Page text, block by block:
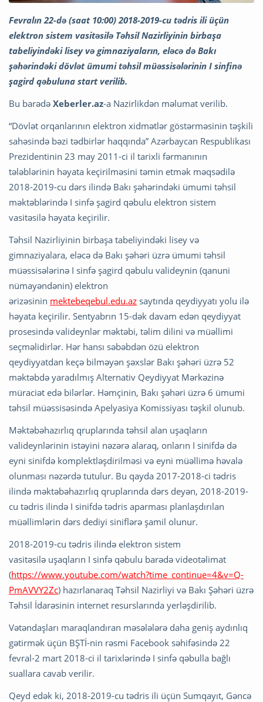
Fevralın 22-də (saat 10:00) 2018-2019-cu tədris ili üçün
elektron sistem vasitəsilə Təhsil Nazirliyinin birbaşa
tabeliyindəki lisey və gimnaziyaların, eləcə də Bakı
şəhərindəki dövlət ümumi təhsil müəssisələrinin I sinfinə
şagird qəbuluna start verilib.
Bu barədə Xeberler.az-a Nazirlikdən məlumat verilib.
“Dövlət orqanlarının elektron xidmətlər göstərməsinin təşkili
sahəsində bəzi tədbirlər haqqında” Azərbaycan Respublikası
Prezidentinin 23 may 2011-ci il tarixli fərmanının
tələblərinin həyata keçirilməsini təmin etmək məqsədilə
2018-2019-cu dərs ilində Bakı şəhərindəki ümumi təhsil
məktəblərində I sinfə şagird qəbulu elektron sistem
vasitəsilə həyata keçirilir.
Təhsil Nazirliyinin birbaşa tabeliyindəki lisey və
gimnaziyalara, eləcə də Bakı şəhəri üzrə ümumi təhsil
müəssisələrinə I sinfə şagird qəbulu valideynin (qanuni
nümayəndənin) elektron
ərizəsinin mektebeqebul.edu.az saytında qeydiyyatı yolu ilə
həyata keçirilir. Sentyabrın 15-dək davam edən qeydiyyat
prosesində valideynlər məktəbi, təlim dilini və müəllimi
seçməlidirlər. Hər hansı səbəbdən özü elektron
qeydiyyatdan keçə bilməyən şəxslər Bakı şəhəri üzrə 52
məktəbdə yaradılmış Alternativ Qeydiyyat Mərkəzinə
müraciət edə bilərlər. Həmçinin, Bakı şəhəri üzrə 6 ümumi
təhsil müəssisəsində Apelyasiya Komissiyası təşkil olunub.
Məktəbəhazırlıq qruplarında təhsil alan uşaqların
valideynlərinin istəyini nəzərə alaraq, onların I sinifdə də
eyni sinifdə komplektləşdirilməsi və eyni müəllimə həvalə
olunması nəzərdə tutulur. Bu qayda 2017-2018-ci tədris
ilində məktəbəhazırlıq qruplarında dərs deyən, 2018-2019-
cu tədris ilində I sinifdə tədris aparması planlaşdırılan
müəllimlərin dərs dediyi siniflərə şamil olunur.
2018-2019-cu tədris ilində elektron sistem
vasitəsilə uşaqların I sinfə qəbulu barədə videotəlimat
(https://www.youtube.com/watch?time_continue=4&v=Q-
PmAVVY2Zc) hazırlanaraq Təhsil Nazirliyi və Bakı Şəhəri üzrə
Təhsil İdarəsinin internet resurslarında yerləşdirilib.
Vətəndaşları maraqlandıran məsələlərə daha geniş aydınlıq
gətirmək üçün BŞTİ-nin rəsmi Facebook səhifəsində 22
fevral-2 mart 2018-ci il tarixlərində I sinfə qəbulla bağlı
suallara cavab verilir.
Qeyd edək ki, 2018-2019-cu tədris ili üçün Sumqayıt, Gəncə